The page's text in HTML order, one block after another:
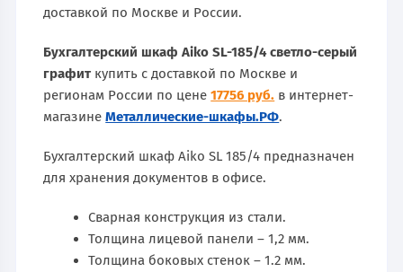
доставкой по Москве и России.
Бухгалтерский шкаф Aiko SL-185/4 светло-серый
графит купить с доставкой по Москве и
регионам России по цене17756 руб. в интернет-
магазинеМеталлические-шкафы.РФ.
Бухгалтерский шкаф Aiko SL 185/4 предназначен
для хранения документов в офисе.
Сварная конструкция из стали.
Толщина лицевой панели – 1,2 мм.
Толщина боковых стенок – 1.2 мм.